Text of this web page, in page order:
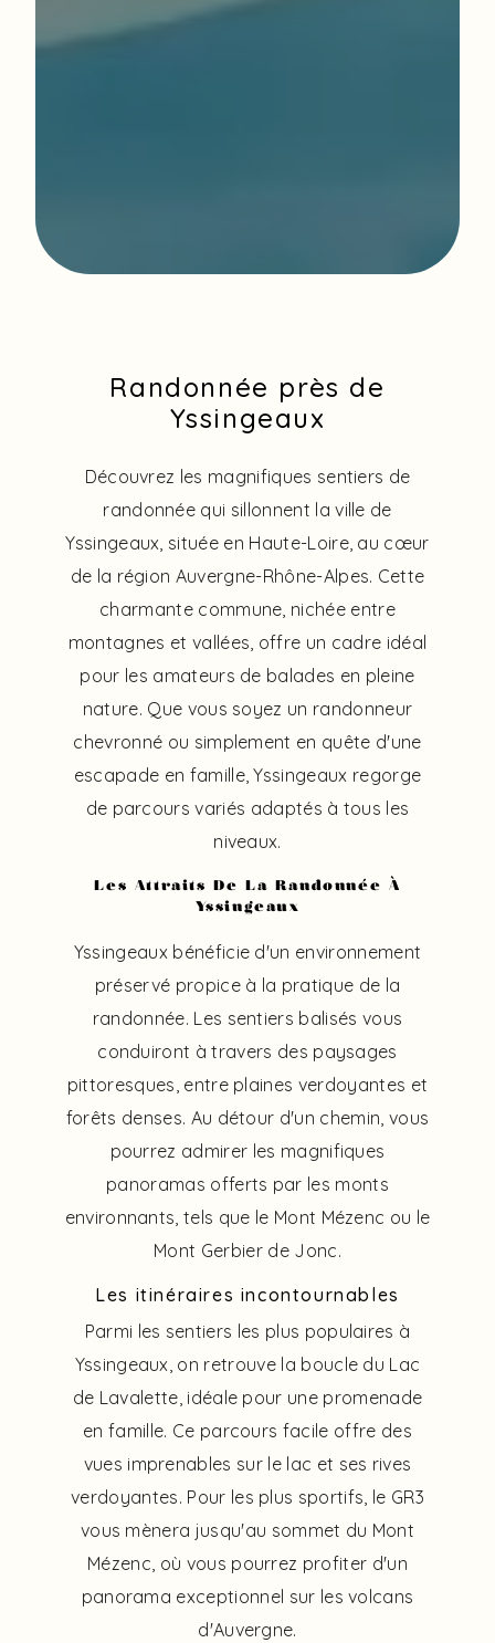
Randonnée près de
Yssingeaux
Découvrez les magnifiques sentiers de
randonnée qui sillonnent la ville de
Yssingeaux, située en Haute-Loire, au cœur
de la région Auvergne-Rhône-Alpes. Cette
charmante commune, nichée entre
montagnes et vallées, offre un cadre idéal
pour les amateurs de balades en pleine
nature. Que vous soyez un randonneur
chevronné ou simplement en quête d'une
escapade en famille, Yssingeaux regorge
de parcours variés adaptés à tous les
niveaux.
Les Attraits De La Randonnée À
Yssingeaux
Yssingeaux bénéficie d'un environnement
préservé propice à la pratique de la
randonnée. Les sentiers balisés vous
conduiront à travers des paysages
pittoresques, entre plaines verdoyantes et
forêts denses. Au détour d'un chemin, vous
pourrez admirer les magnifiques
panoramas offerts par les monts
environnants, tels que le Mont Mézenc ou le
Mont Gerbier de Jonc.
Les itinéraires incontournables
Parmi les sentiers les plus populaires à
Yssingeaux, on retrouve la boucle du Lac
de Lavalette, idéale pour une promenade
en famille. Ce parcours facile offre des
vues imprenables sur le lac et ses rives
verdoyantes. Pour les plus sportifs, le GR3
vous mènera jusqu'au sommet du Mont
Mézenc, où vous pourrez profiter d'un
panorama exceptionnel sur les volcans
d'Auvergne.